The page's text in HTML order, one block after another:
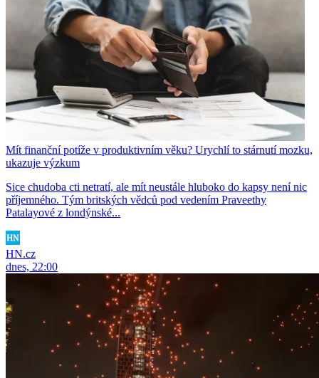
Mít finanční potíže v produktivním věku? Urychlí to stárnutí mozku,
ukazuje výzkum
Sice chudoba cti netratí, ale mít neustále hluboko do kapsy není nic
příjemného. Tým britských vědců pod vedením Praveethy
Patalayové z londýnské...
HN.cz
dnes, 22:00